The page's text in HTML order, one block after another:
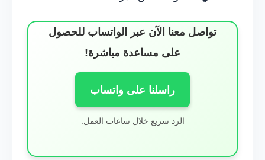
تواصل معنا الآن عبر الواتساب للحصول
على مساعدة مباشرة!
راسلنا على واتساب
الرد سريع خلال ساعات العمل.